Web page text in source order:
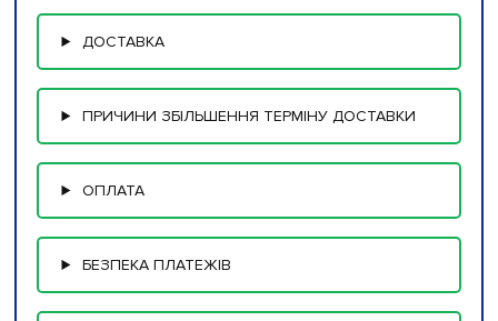
ДОСТАВКА
ПРИЧИНИ ЗБІЛЬШЕННЯ ТЕРМІНУ ДОСТАВКИ
ОПЛАТА
БЕЗПЕКА ПЛАТЕЖІВ